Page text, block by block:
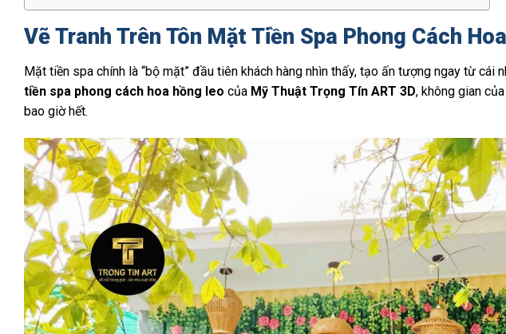
Vẽ Tranh Trên Tôn Mặt Tiền Spa Phong Cách
Mặt tiền spa chính là “bộ mặt” đầu tiên khách hàng nhìn thấy, tạo ấn tượng ngay từ cái
tiền spa phong cách hoa hồng leo của Mỹ Thuật Trọng Tín ART 3D, không gian
bao giờ hết.